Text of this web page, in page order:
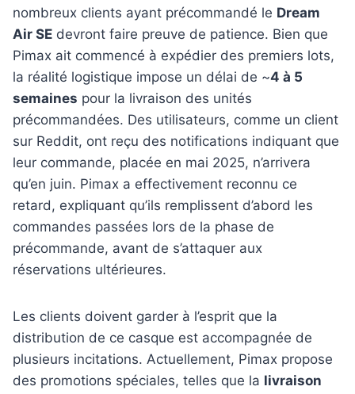
nombreux clients ayant précommandé le Dream
Air SE devront faire preuve de patience. Bien que
Pimax ait commencé à expédier des premiers lots,
la réalité logistique impose un délai de ~4 à 5
semaines pour la livraison des unités
précommandées. Des utilisateurs, comme un client
sur Reddit, ont reçu des notifications indiquant que
leur commande, placée en mai 2025, n’arrivera
qu’en juin. Pimax a effectivement reconnu ce
retard, expliquant qu’ils remplissent d’abord les
commandes passées lors de la phase de
précommande, avant de s’attaquer aux
réservations ultérieures.
Les clients doivent garder à l’esprit que la
distribution de ce casque est accompagnée de
plusieurs incitations. Actuellement, Pimax propose
des promotions spéciales, telles que la livraison